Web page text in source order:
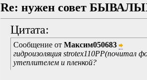
Re: нужен совет
Цитата:
Сообщение от Максим050683
гидроизоляция strotex110PP(почитал
утеплителем и пленкой?